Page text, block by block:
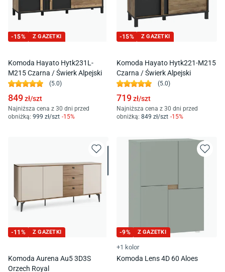
-15% Z GAZETKI
Komoda Hayato Hytk231L-
M215 Czarna / Świerk Alpejski
(5.0)
849zł/szt
Najniższa cena z 30 dni przed
obniżką: 999 zł/szt -15%
-15% Z GAZETKI
Komoda Hayato Hytk221-M215
Czarna / Świerk Alpejski
(5.0)
719zł/szt
Najniższa cena z 30 dni przed
obniżką: 849 zł/szt -15%
-11 % Z GAZETKI
Komoda Aurena Au5 3D3S
Orzech Royal
-9% Z GAZETKI
+1 kolor
Komoda Lens 4D 60 Aloes